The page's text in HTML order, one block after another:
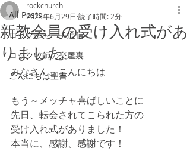
All Posts
ロックチャーチ通信
ロック牧師の楽屋裏
こんにちは聖書
新教会員の受け入れ式があ
りました
rockchurch
2023年6月29日 読了時間: 2分
みなさん　こんにちは
もう～メッチャ喜ばしいことに
先日、転会されてこられた方の
受け入れ式がありました！
本当に、感謝、感謝です！